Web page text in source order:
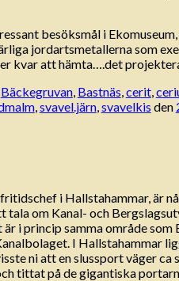
besöksmål i
jordartsmetallerna som
kvar att hämta….det
Bäckegruvan, Bastnäs,cerit,
,svavel.järn,svavelkis den
i Hallstahammar, är
om Kanal- och
i princip samma område
I Hallstahammar
ni att en slussport väger ca
tittat på de gigantiska